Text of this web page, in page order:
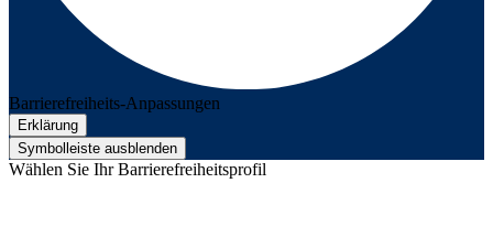
Barrierefreiheits-Anpassungen
Erklärung
Symbolleiste ausblenden
Wählen Sie Ihr Barrierefreiheitsprofil